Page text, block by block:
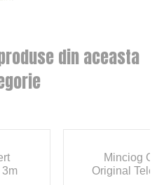
din aceasta
3m
Minciog
Original Tele